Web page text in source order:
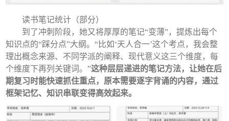
读书笔记统计（部分）
到了冲刺阶段，她又将厚厚的笔记“变薄”，提炼出每个
知识点的“踩分点”大纲。“比如‘天人合一’这个考点，我会整
理出概念来源、不同学派的阐释、现代意义这三个维度，每
个维度下再列关键词。”这种层层递进的笔记方法，让她在后
期复习时能快速抓住重点，原本需要逐字背诵的内容，通过
框架记忆、知识串联变得高效起来。